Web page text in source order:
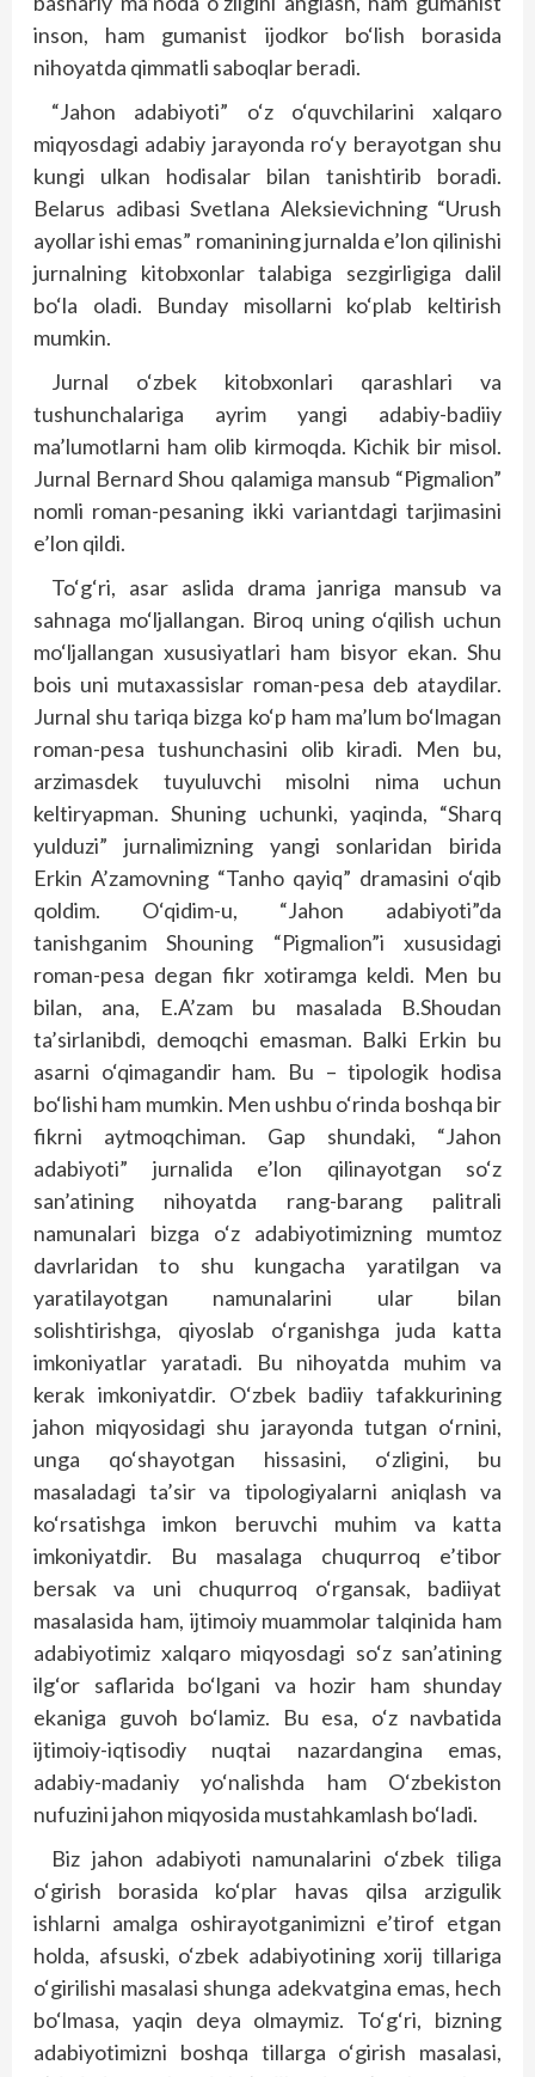
inson, ham gumanist ijodkor bo‘lish borasida
nihoyatda qimmatli saboqlar beradi.
“Jahon adabiyoti” o‘z o‘quvchilarini xalqaro
miqyosdagi adabiy jarayonda ro‘y berayotgan shu
kungi ulkan hodisalar bilan tanishtirib boradi.
Belarus adibasi Svetlana Aleksievichning “Urush
ayollar ishi emas” romanining jurnalda e’lon qilinishi
jurnalning kitobxonlar talabiga sezgirligiga dalil
bo‘la oladi. Bunday misollarni ko‘plab keltirish
mumkin.
Jurnal o‘zbek kitobxonlari qarashlari va
tushunchalariga ayrim yangi adabiy-badiiy
ma’lumotlarni ham olib kirmoqda. Kichik bir misol.
Jurnal Bernard Shou qalamiga mansub “Pigmalion”
nomli roman-pesaning ikki variantdagi tarjimasini
e’lon qildi.
To‘g‘ri, asar aslida drama janriga mansub va
sahnaga mo‘ljallangan. Biroq uning o‘qilish uchun
mo‘ljallangan xususiyatlari ham bisyor ekan. Shu
bois uni mutaxassislar roman-pesa deb ataydilar.
Jurnal shu tariqa bizga ko‘p ham ma’lum bo‘lmagan
roman-pesa tushunchasini olib kiradi. Men bu,
arzimasdek tuyuluvchi misolni nima uchun
keltiryapman. Shuning uchunki, yaqinda, “Sharq
yulduzi” jurnalimizning yangi sonlaridan birida
Erkin A’zamovning “Tanho qayiq” dramasini o‘qib
qoldim. O‘qidim-u, “Jahon adabiyoti”da
tanishganim Shouning “Pigmalion”i xususidagi
roman-pesa degan fikr xotiramga keldi. Men bu
bilan, ana, E.A’zam bu masalada B.Shoudan
ta’sirlanibdi, demoqchi emasman. Balki Erkin bu
asarni o‘qimagandir ham. Bu – tipologik hodisa
bo‘lishi ham mumkin. Men ushbu o‘rinda boshqa bir
fikrni aytmoqchiman. Gap shundaki, “Jahon
adabiyoti” jurnalida e’lon qilinayotgan so‘z
san’atining nihoyatda rang-barang palitrali
namunalari bizga o‘z adabiyotimizning mumtoz
davrlaridan to shu kungacha yaratilgan va
yaratilayotgan namunalarini ular bilan
solishtirishga, qiyoslab o‘rganishga juda katta
imkoniyatlar yaratadi. Bu nihoyatda muhim va
kerak imkoniyatdir. O‘zbek badiiy tafakkurining
jahon miqyosidagi shu jarayonda tutgan o‘rnini,
unga qo‘shayotgan hissasini, o‘zligini, bu
masaladagi ta’sir va tipologiyalarni aniqlash va
ko‘rsatishga imkon beruvchi muhim va katta
imkoniyatdir. Bu masalaga chuqurroq e’tibor
bersak va uni chuqurroq o‘rgansak, badiiyat
masalasida ham, ijtimoiy muammolar talqinida ham
adabiyotimiz xalqaro miqyosdagi so‘z san’atining
ilg‘or saflarida bo‘lgani va hozir ham shunday
ekaniga guvoh bo‘lamiz. Bu esa, o‘z navbatida
ijtimoiy-iqtisodiy nuqtai nazardangina emas,
adabiy-madaniy yo‘nalishda ham O‘zbekiston
nufuzini jahon miqyosida mustahkamlash bo‘ladi.
Biz jahon adabiyoti namunalarini o‘zbek tiliga
o‘girish borasida ko‘plar havas qilsa arzigulik
ishlarni amalga oshirayotganimizni e’tirof etgan
holda, afsuski, o‘zbek adabiyotining xorij tillariga
o‘girilishi masalasi shunga adekvatgina emas, hech
bo‘lmasa, yaqin deya olmaymiz. To‘g‘ri, bizning
adabiyotimizni boshqa tillarga o‘girish masalasi,